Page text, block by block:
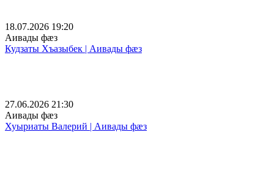
18.07.2026 19:20
Аивады фæз
Кудзаты Хъазыбек | Аивады фæз
27.06.2026 21:30
Аивады фæз
Хуыриаты Валерий | Аивады фæз